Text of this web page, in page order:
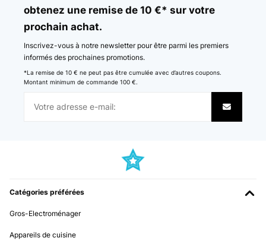
obtenez une remise de 10 €* sur votre
prochain achat.
Inscrivez-vous à notre newsletter pour être parmi les premiers
informés des prochaines promotions.
*La remise de 10 € ne peut pas être cumulée avec d’autres coupons.
Montant minimum de commande 100 €.
Catégories préférées
Gros-Electroménager
Appareils de cuisine